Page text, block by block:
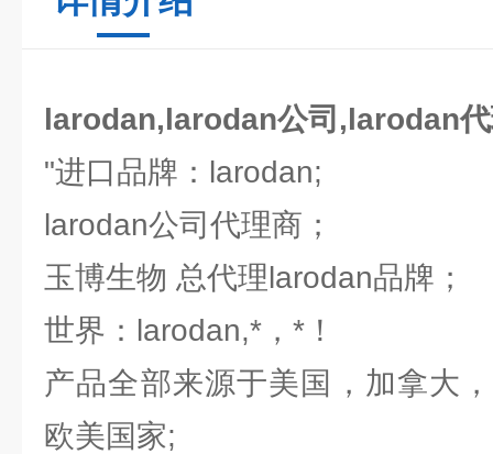
larodan,larodan公司,larodan
"进口品牌：larodan;
larodan公司代理商；
玉博生物 总代理larodan品牌；
世界：larodan,*，*！
产品全部来源于美国，加拿大
欧美国家;